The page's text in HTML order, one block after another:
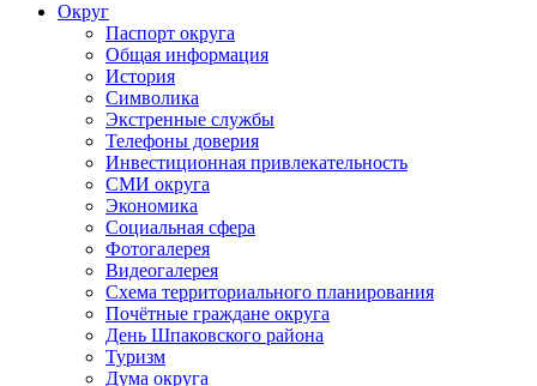
Округ
Паспорт округа
Общая информация
История
Символика
Экстренные службы
Телефоны доверия
Инвестиционная привлекательность
СМИ округа
Экономика
Социальная сфера
Фотогалерея
Видеогалерея
Схема территориального планирования
Почётные граждане округа
День Шпаковского района
Туризм
Дума округа